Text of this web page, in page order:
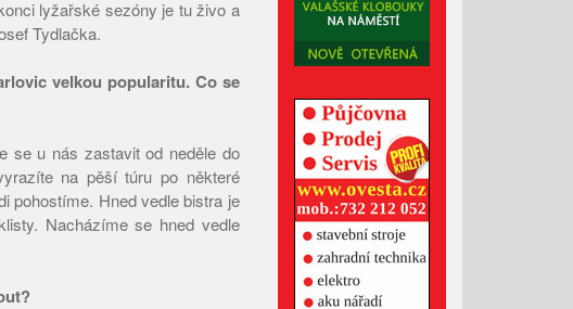
Únor 2026
Leden 2026
Listopad 2025
Říjen 2025
Září 2025
Srpen 2025
Červenec 2025
Červen 2025
Květen 2025
lyžařské sezóny je tu živo a
Tydlačka.
velkou popularitu. Co se
se u nás zastavit od neděle do
na pěší túru po některé
pohostíme. Hned vedle bistra je
Nacházíme se hned vedle